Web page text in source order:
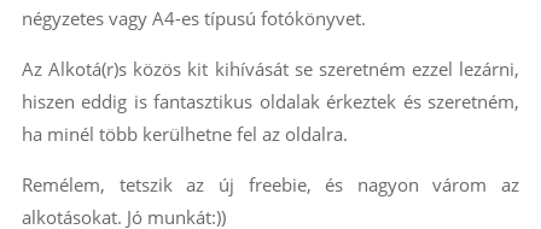
négyzetes vagy A4-es típusú fotókönyvet.
Az Alkotá(r)s közös kit kihívását se szeretném ezzel lezárni,
hiszen eddig is fantasztikus oldalak érkeztek és szeretném,
ha minél több kerülhetne fel az oldalra.
Remélem, tetszik az új freebie, és nagyon várom az
alkotásokat. Jó munkát:))